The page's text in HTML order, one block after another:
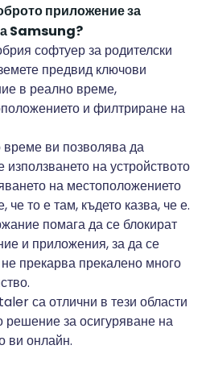
приложение за
Samsung?
софтуер за родителски
предвид ключови
в реално време,
и филтриране на
ви позволява да
на устройството
на местоположението
че то е там, където казва, че е.
помага да се блокират
и приложения, за да се
прекарва прекалено много
са отлични в тези области
решение за осигуряване на
ви онлайн.